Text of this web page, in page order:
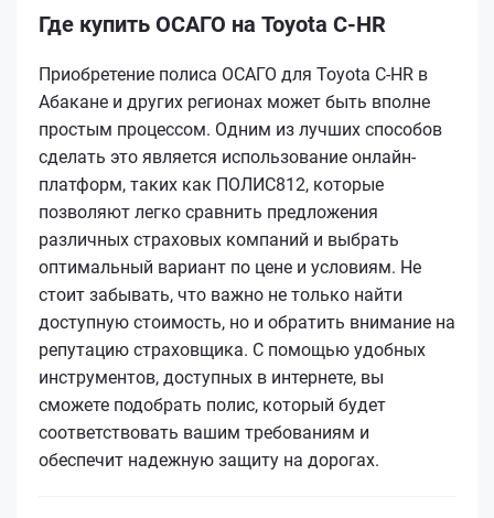
Где купить ОСАГО на Toyota C-HR
Приобретение полиса ОСАГО для Toyota C-HR в
Абакане и других регионах может быть вполне
простым процессом. Одним из лучших способов
сделать это является использование онлайн-
платформ, таких как ПОЛИС812, которые
позволяют легко сравнить предложения
различных страховых компаний и выбрать
оптимальный вариант по цене и условиям. Не
стоит забывать, что важно не только найти
доступную стоимость, но и обратить внимание на
репутацию страховщика. С помощью удобных
инструментов, доступных в интернете, вы
сможете подобрать полис, который будет
соответствовать вашим требованиям и
обеспечит надежную защиту на дорогах.